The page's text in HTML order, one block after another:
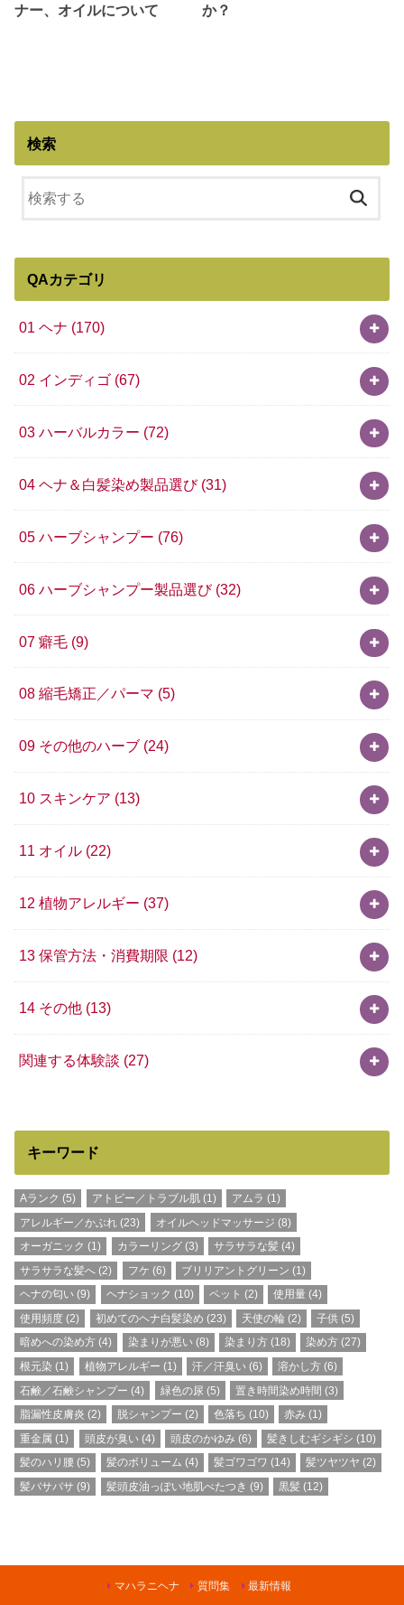
ナー、オイルについて
か？
検索
QAカテゴリ
01 ヘナ (170)
02 インディゴ (67)
03 ハーバルカラー (72)
04 ヘナ＆白髪染め製品選び (31)
05 ハーブシャンプー (76)
06 ハーブシャンプー製品選び (32)
07 癖毛 (9)
08 縮毛矯正／パーマ (5)
09 その他のハーブ (24)
10 スキンケア (13)
11 オイル (22)
12 植物アレルギー (37)
13 保管方法・消費期限 (12)
14 その他 (13)
関連する体験談 (27)
キーワード
Aランク (5) アトピー／トラブル肌(1) アムラ (1)
アレルギー／かぶれ (23) オイルヘッドマッサージ (8)
オーガニック (1) カラーリング(3) サラサラな髪(4)
サラサラな髪へ (2) フケ (6) ブリリアントグリーン (1)
ヘナの匂い (9) ヘナショック (10) ペット (2) 使用量 (4)
使用頻度 (2) 初めてのヘナ白髪染め (23) 天使の輪 (2) 子供 (5)
暗めへの染め方 (4) 染まりが悪い(8) 染まり方(18) 染め方 (27)
根元染 (1) 植物アレルギー (1) 汗／汗臭い(6) 溶かし方 (6)
石鹸／石鹸シャンプー (4) 緑色の尿 (5) 置き時間染め時間 (3)
脂漏性皮膚炎 (2) 脱シャンプー (2) 色落ち (10) 赤み (1)
重金属 (1) 頭皮が臭い(4) 頭皮のかゆみ (6) 髪きしむギシギシ (10)
髪のハリ腰 (5) 髪のボリューム (4) 髪ゴワゴワ (14) 髪ツヤツヤ (2)
髪バサバサ (9) 髪頭皮油っぽい地肌べたつき (9) 黒髪(12)
マハラニヘナ 質問集 最新情報